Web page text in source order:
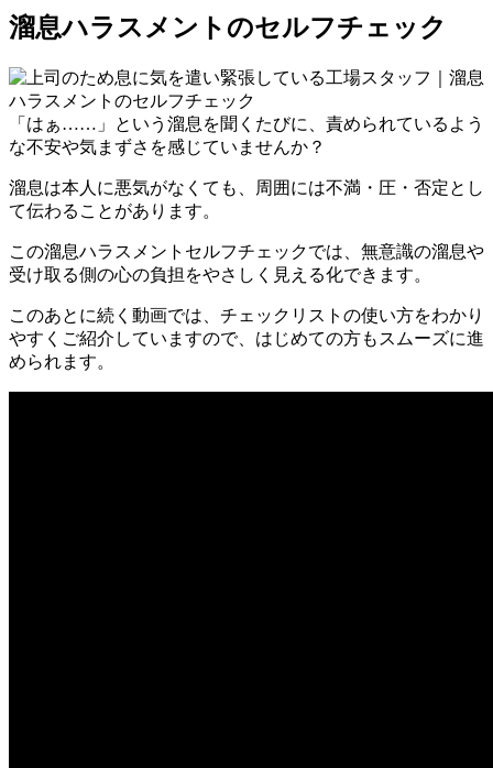
溜息ハラスメントのセルフチェック
「はぁ……」という溜息を聞くたびに、責められているよう
な不安や気まずさを感じていませんか？
溜息は本人に悪気がなくても、周囲には不満・圧・否定とし
て伝わることがあります。
この溜息ハラスメントセルフチェックでは、無意識の溜息や
受け取る側の心の負担をやさしく見える化できます。
このあとに続く動画では、チェックリストの使い方をわかり
やすくご紹介していますので、はじめての方もスムーズに進
められます。